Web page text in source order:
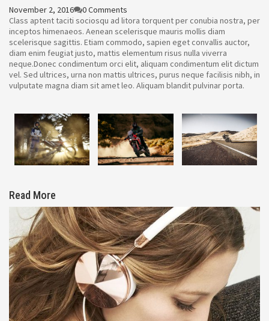
November 2, 2016
0 Comments
Class aptent taciti sociosqu ad litora torquent per conubia nostra, per
inceptos himenaeos. Aenean scelerisque mauris mollis diam
scelerisque sagittis. Etiam commodo, sapien eget convallis auctor,
diam enim feugiat justo, mattis elementum risus nulla viverra
neque.Donec condimentum orci elit, aliquam condimentum elit dictum
vel. Sed ultrices, urna non mattis ultrices, purus neque facilisis nibh, in
vulputate magna diam sit amet leo. Aliquam blandit pulvinar porta.
Read More